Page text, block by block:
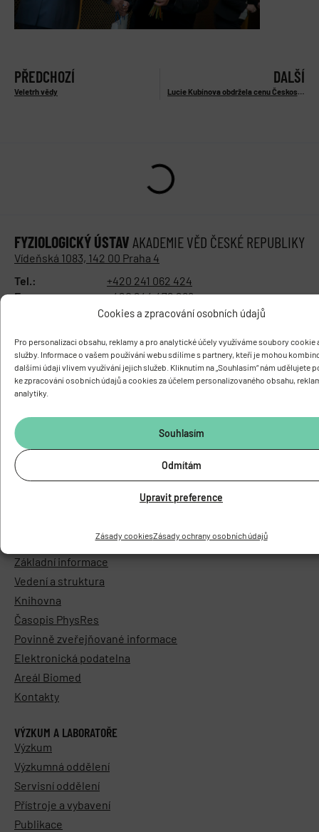
Cookies a zpracování osobních údajů
Pro personalizaci obsahu, reklamy a pro analytické účely využíváme soubory cookie
služby. Informace o vašem používání webu sdílíme s partnery, kteří je mohou
dalšími údaji vlivem využívání jejich služeb. Kliknutím na „Souhlasím“ nám udělujete
ke zpracování osobních údajů a cookies za účelem personalizovaného obsahu,
analytiky.
Souhlasím
Odmítám
Upravit preference
Zásady cookiesZásady ochrany osobních údajů
PŘEDCHOZÍ
Veletrh vědy
DALŠÍ
Lucie Kubínova obdržela cenu Československé mikroskopické společnosti
FYZIOLOGICKÝ ÚSTAV AKADEMIE VĚD ČESKÉ REPUBLIKY
Vídeňská 1083, 142 00 Praha 4
Tel.:
+420 241 062 424
Fax:
+420 244 472 269
fgu@fgu.cas.cz
Buďte s námi v kontaktu
Základní informace
Vedení a struktura
Knihovna
Časopis PhysRes
Povinně zveřejňované informace
Elektronická podatelna
Areál Biomed
Kontakty
VÝZKUM A LABORATOŘE
Výzkum
Výzkumná oddělení
Servisní oddělení
Přístroje a vybavení
Publikace